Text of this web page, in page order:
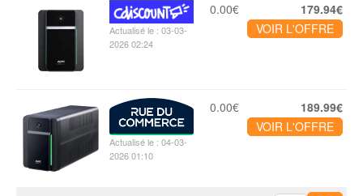
Actualisé le : 03-03-
2026 02:24
0.00€
179.94€
VOIR L'OFFRE
Actualisé le : 04-03-
2026 01:10
0.00€
189.99€
VOIR L'OFFRE